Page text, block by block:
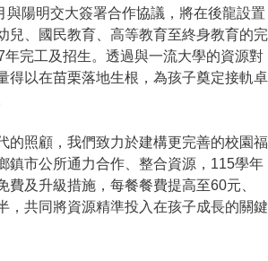
與陽明交大簽署合作協議，將在後龍設置
兒、國民教育、高等教育至終身教育的完
完工及招生。透過與一流大學的資源對
得以在苗栗落地生根，為孩子奠定接軌卓
的照顧，我們致力於建構更完善的校園福
鎮市公所通力合作、整合資源，115學年
費及升級措施，每餐餐費提高至60元、
，共同將資源精準投入在孩子成長的關鍵